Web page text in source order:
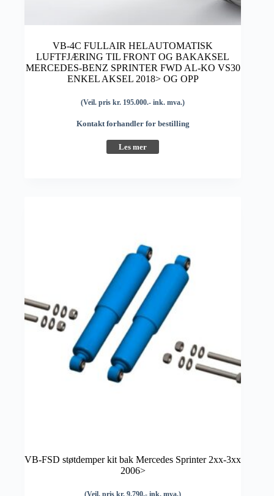
VB-4C FULLAIR HELAUTOMATISK
LUFTFJÆRING TIL FRONT OG BAKAKSEL
MERCEDES-BENZ SPRINTER FWD AL-KO VS30
ENKEL AKSEL 2018> OG OPP
(Veil. pris kr. 195.000.- ink. mva.)
Kontakt forhandler for bestilling
Les mer
VB-FSD støtdemper kit bak Mercedes Sprinter 2xx-3xx
2006>
(Veil. pris kr. 9.790.- ink. mva.)